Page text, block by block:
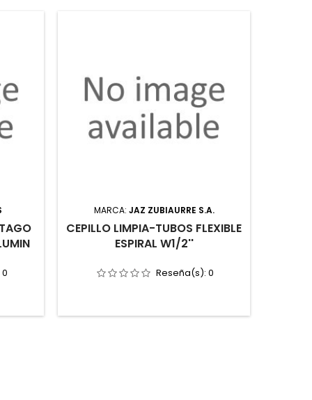
0
MARCA: JAZ ZUBIAURRE S.A.
CEPILLO LIMPIA-TUBOS FLEXIBLE
ESPIRAL W1/2''
Reseña(s): 0